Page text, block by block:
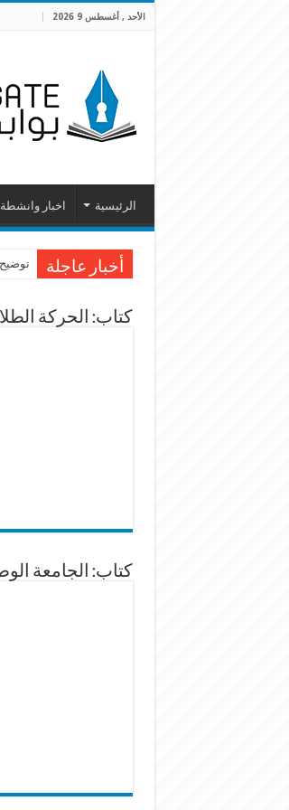
الأحد , أغسطس 9 2026
الرئيسية اخبار وانشطة
أخبار عاجلة
كتاب: الحركة
كتاب: الجامعة